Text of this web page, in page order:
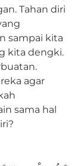
Tahan diri
sampai kita
kita dengki.
agar
sama hal